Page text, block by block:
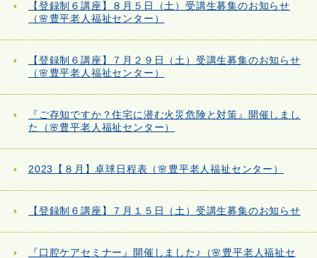
【登録制６講座】８月５日（土）受講生募集のお知らせ
（🌸豊平老人福祉センター）
【登録制６講座】７月２９日（土）受講生募集のお知らせ
（🌸豊平老人福祉センター）
『ご存知ですか？住宅に潜む火災危険と対策』開催しまし
た（🌸豊平老人福祉センター）
2023【８月】卓球日程表（🌸豊平老人福祉センター）
【登録制６講座】７月１５日（土）受講生募集のお知らせ
『口腔ケアセミナー』開催しました♪（🌸豊平老人福祉セ